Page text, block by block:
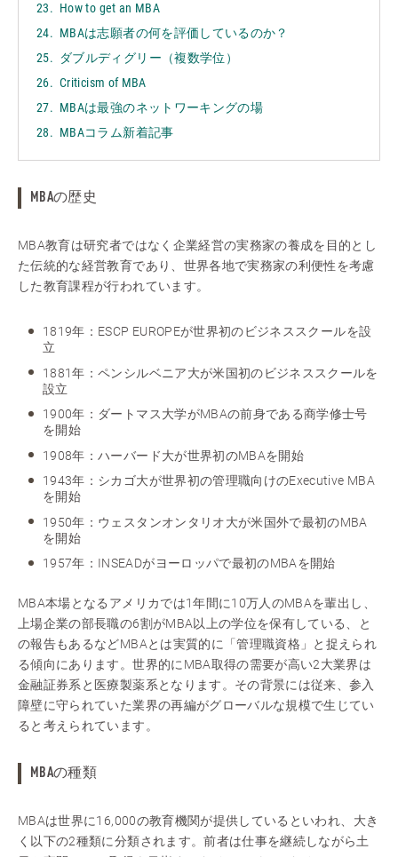
How to get an MBA
MBAは志願者の何を評価しているのか？
ダブルディグリー（複数学位）
Criticism of MBA
MBAは最強のネットワーキングの場
MBAコラム新着記事
MBAの歴史
MBA教育は研究者ではなく企業経営の実務家の養成を目的とし
た伝統的な経営教育であり、世界各地で実務家の利便性を考慮
した教育課程が行われています。
1819年：ESCP EUROPEが世界初のビジネススクールを設
立
1881年：ペンシルベニア大が米国初のビジネススクールを
設立
1900年：ダートマス大学がMBAの前身である商学修士号
を開始
1908年：ハーバード大が世界初のMBAを開始
1943年：シカゴ大が世界初の管理職向けのExecutive MBA
を開始
1950年：ウェスタンオンタリオ大が米国外で最初のMBA
を開始
1957年：INSEADがヨーロッパで最初のMBAを開始
MBA本場となるアメリカでは1年間に10万人のMBAを輩出し、
上場企業の部長職の6割がMBA以上の学位を保有している、と
の報告もあるなどMBAとは実質的に「管理職資格」と捉えられ
る傾向にあります。世界的にMBA取得の需要が高い2大業界は
金融証券系と医療製薬系となります。その背景には従来、参入
障壁に守られていた業界の再編がグローバルな規模で生じてい
ると考えられています。
MBAの種類
MBAは世界に16,000の教育機関が提供しているといわれ、大き
く以下の2種類に分類されます。前者は仕事を継続しながら土